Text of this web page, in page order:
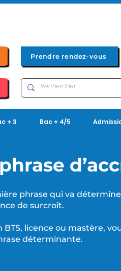
Prendre rendez-vous
+ 3 Bac + 4/5
phrase qui va
de surcroît.
BTS, licence ou mastère,
déterminante.